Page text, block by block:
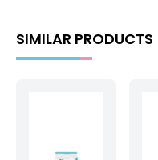
SIMILAR PRODUCTS